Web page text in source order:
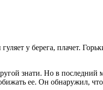
у берега, плачет.
знати. Но в последний
ее. Он обнаружил,